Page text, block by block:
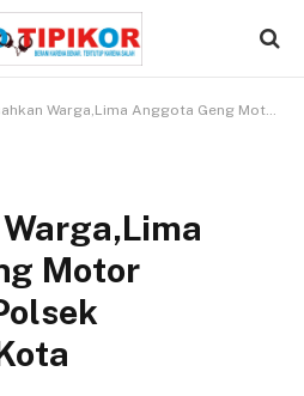
Warga,Lima Anggota Geng Motor Diamankan Polsek Purwakarta Kota
Motor